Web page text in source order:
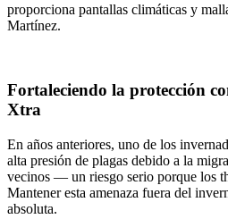
proporciona pantallas climáticas y
Martínez.
Fortaleciendo la protección
Xtra
En años anteriores, uno de los
alta presión de plagas debido a la
vecinos — un riesgo serio porque los
Mantener esta amenaza fuera del
absoluta.